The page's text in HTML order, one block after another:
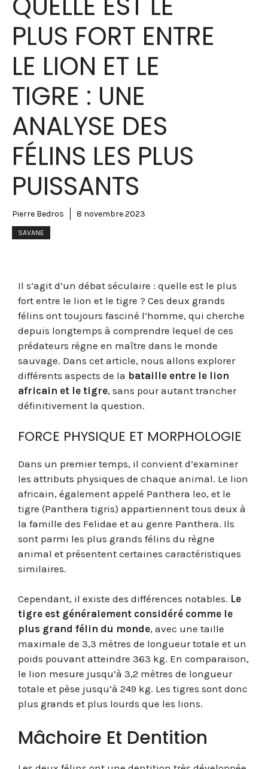
PLUS FORT ENTRE
LE LION ET LE
TIGRE : UNE
ANALYSE DES
FÉLINS LES PLUS
PUISSANTS
Pierre Bedros 8 novembre 2023
SAVANE
Il s’agit d’un débat séculaire : quelle est le plus
fort entre le lion et le tigre ? Ces deux grands
félins ont toujours fasciné l’homme, qui cherche
depuis longtemps à comprendre lequel de ces
prédateurs règne en maître dans le monde
sauvage. Dans cet article, nous allons explorer
différents aspects de la bataille entre le lion
africain et le tigre, sans pour autant trancher
définitivement la question.
FORCE PHYSIQUE ET MORPHOLOGIE
Dans un premier temps, il convient d’examiner
les attributs physiques de chaque animal. Le lion
africain, également appelé Panthera leo, et le
tigre (Panthera tigris) appartiennent tous deux à
la famille des Felidae et au genre Panthera. Ils
sont parmi les plus grands félins du règne
animal et présentent certaines caractéristiques
similaires.
Cependant, il existe des différences notables. Le
tigre est généralement considéré comme le
plus grand félin du monde, avec une taille
maximale de 3,3 mètres de longueur totale et un
poids pouvant atteindre 363 kg. En comparaison,
le lion mesure jusqu’à 3,2 mètres de longueur
totale et pèse jusqu’à 249 kg. Les tigres sont donc
plus grands et plus lourds que les lions.
Mâchoire Et Dentition